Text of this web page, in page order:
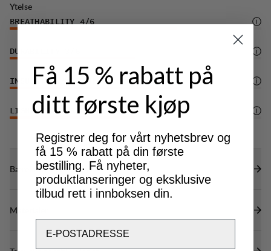
Ytelse
BREATHABILITY 4/6
DURABILITY
INSULATION/WARMTH 4 /6
LIGHTWEIGHT 3 /6
Bærekraftsegenskaper
Materialer
Få 15 % rabatt på
ditt første kjøp
Registrer deg for vårt nyhetsbrev og
få 15 % rabatt på din første
bestilling. Få nyheter,
produktlanseringer og eksklusive
tilbud rett i innboksen din.